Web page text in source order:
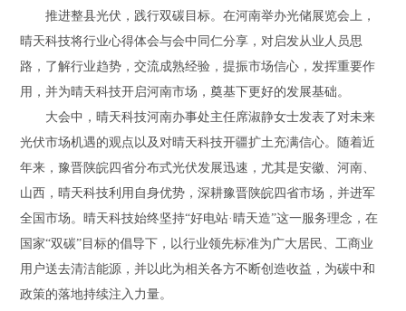
推进整县光伏，践行双碳目标。在河南举办光储展览会上，
晴天科技将行业心得体会与会中同仁分享，对启发从业人员思
路，了解行业趋势，交流成熟经验，提振市场信心，发挥重要作
用，并为晴天科技开启河南市场，奠基下更好的发展基础。
大会中，晴天科技河南办事处主任席淑静女士发表了对未来
光伏市场机遇的观点以及对晴天科技开疆扩土充满信心。随着近
年来，豫晋陕皖四省分布式光伏发展迅速，尤其是安徽、河南、
山西，晴天科技利用自身优势，深耕豫晋陕皖四省市场，并进军
全国市场。晴天科技始终坚持“好电站·晴天造”这一服务理念，在
国家“双碳”目标的倡导下，以行业领先标准为广大居民、工商业
用户送去清洁能源，并以此为相关各方不断创造收益，为碳中和
政策的落地持续注入力量。